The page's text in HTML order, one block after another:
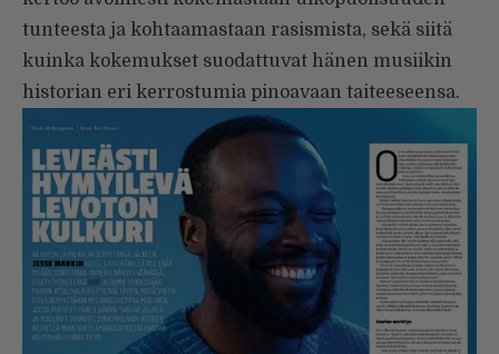
tunteesta ja kohtaamastaan rasismista, sekä siitä
kuinka kokemukset suodattuvat hänen musiikin
historian eri kerrostumia pinoavaan taiteeseensa.